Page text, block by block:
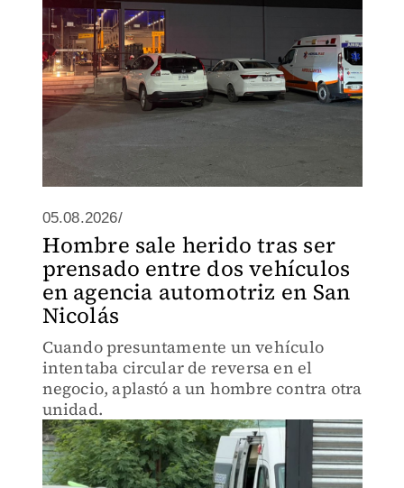
05.08.2026/
Hombre sale herido tras ser
prensado entre dos vehículos
en agencia automotriz en San
Nicolás
Cuando presuntamente un vehículo
intentaba circular de reversa en el
negocio, aplastó a un hombre contra otra
unidad.